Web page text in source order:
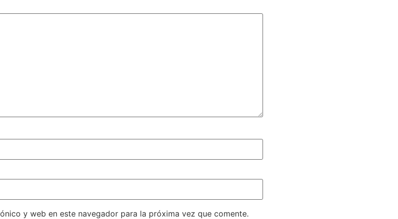
y web en este navegador para la próxima vez que comente.